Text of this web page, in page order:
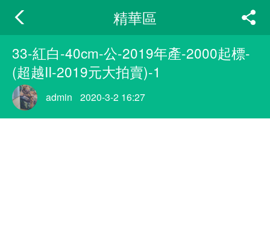
精華區
33-紅白-40cm-公-2019年產-2000起標-
(超越II-2019元大拍賣)-1
admin 2020-3-2 16:27